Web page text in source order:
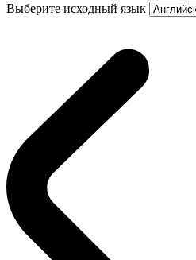
Выберите исходный язык